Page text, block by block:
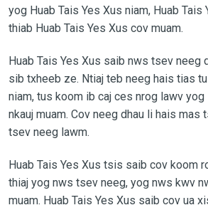
yog Huab Tais Yes Xus niam, Huab Tais
thiab Huab Tais Yes Xus cov muam.
Huab Tais Yes Xus saib nws tsev neeg
sib txheeb ze. Ntiaj teb neeg hais tias
niam, tus koom ib caj ces nrog lawv
nkauj muam. Cov neeg dhau li hais
tsev neeg lawm.
Huab Tais Yes Xus tsis saib cov koom
thiaj yog nws tsev neeg, yog nws kwv
muam. Huab Tais Yes Xus saib cov ua